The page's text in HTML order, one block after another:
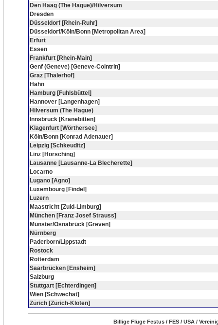
Den Haag (The Hague)/Hilversum
Dresden
Düsseldorf [Rhein-Ruhr]
Düsseldorf/Köln/Bonn [Metropolitan Area]
Erfurt
Essen
Frankfurt [Rhein-Main]
Genf (Geneve) [Geneve-Cointrin]
Graz [Thalerhof]
Hahn
Hamburg [Fuhlsbüttel]
Hannover [Langenhagen]
Hilversum (The Hague)
Innsbruck [Kranebitten]
Klagenfurt [Wörthersee]
Köln/Bonn [Konrad Adenauer]
Leipzig [Schkeuditz]
Linz [Horsching]
Lausanne [Lausanne-La Blecherette]
Locarno
Lugano [Agno]
Luxembourg [Findel]
Luzern
Maastricht [Zuid-Limburg]
München [Franz Josef Strauss]
Münster/Osnabrück [Greven]
Nürnberg
Paderborn/Lippstadt
Rostock
Rotterdam
Saarbrücken [Ensheim]
Salzburg
Stuttgart [Echterdingen]
Wien [Schwechat]
Zürich [Zürich-Kloten]
Billige Flüge Festus / FES / USA /